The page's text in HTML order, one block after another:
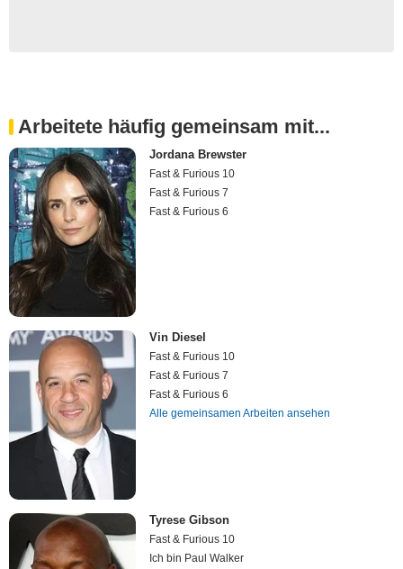
Arbeitete häufig gemeinsam mit...
Jordana Brewster
Fast & Furious 10
Fast & Furious 7
Fast & Furious 6
Vin Diesel
Fast & Furious 10
Fast & Furious 7
Fast & Furious 6
Alle gemeinsamen Arbeiten ansehen
Tyrese Gibson
Fast & Furious 10
Ich bin Paul Walker